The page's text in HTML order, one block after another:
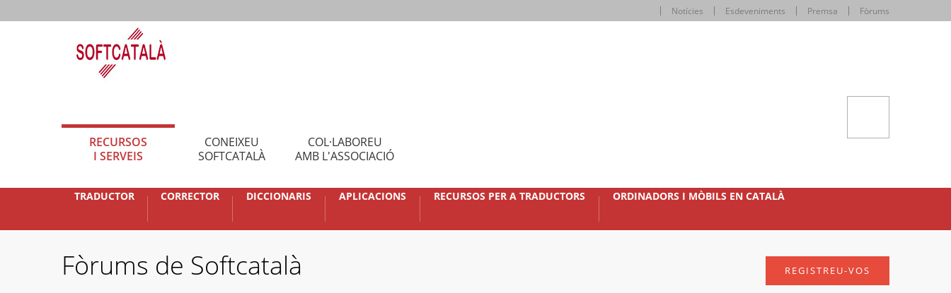
Notícies Esdeveniments Premsa Fòrums
RECURSOS
I SERVEIS
CONEIXEU
SOFTCATALÀ
COL·LABOREU
AMB L'ASSOCIACIÓ
TRADUCTOR CORRECTOR DICCIONARIS APLICACIONS RECURSOS PER A TRADUCTORS ORDINADORS I MÒBILS EN CATALÀ
Fòrums de Softcatalà REGISTREU-VOS